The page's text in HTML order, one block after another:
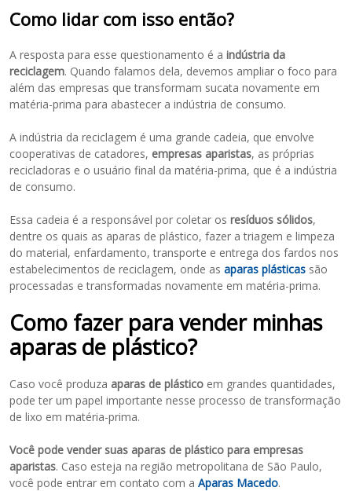
Como lidar com isso então?
A resposta para esse questionamento é aindústria da
reciclagem. Quando falamos dela, devemos ampliar o foco para
além das empresas que transformam sucata novamente em
matéria-prima para abastecer a indústria de consumo.
A indústria da reciclagem é uma grande cadeia, que envolve
cooperativas de catadores, empresas aparistas, as próprias
recicladoras e o usuário final da matéria-prima, que é a indústria
de consumo.
Essa cadeia é a responsável por coletar osresíduos sólidos,
dentre os quais as aparas de plástico, fazer a triagem e limpeza
do material, enfardamento, transporte e entrega dos fardos nos
estabelecimentos de reciclagem, onde asaparas plásticas são
processadas e transformadas novamente em matéria-prima.
Como fazer para vender minhas
aparas de plástico?
Caso você produza aparas de plástico em grandes quantidades,
pode ter um papel importante nesse processo de transformação
de lixo em matéria-prima.
Você pode vender suas aparas de plástico para empresas
aparistas. Caso esteja na região metropolitana de São Paulo,
você pode entrar em contato com aAparas Macedo.